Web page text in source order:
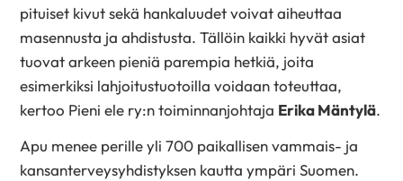
pituiset kivut sekä hankaluudet voivat aiheuttaa
masennusta ja ahdistusta. Tällöin kaikki hyvät asiat
tuovat arkeen pieniä parempia hetkiä, joita
esimerkiksi lahjoitustuotoilla voidaan toteuttaa,
kertoo Pieni ele ry:n toiminnanjohtaja Erika Mäntylä.
Apu menee perille yli 700 paikallisen vammais- ja
kansanterveysyhdistyksen kautta ympäri Suomen.